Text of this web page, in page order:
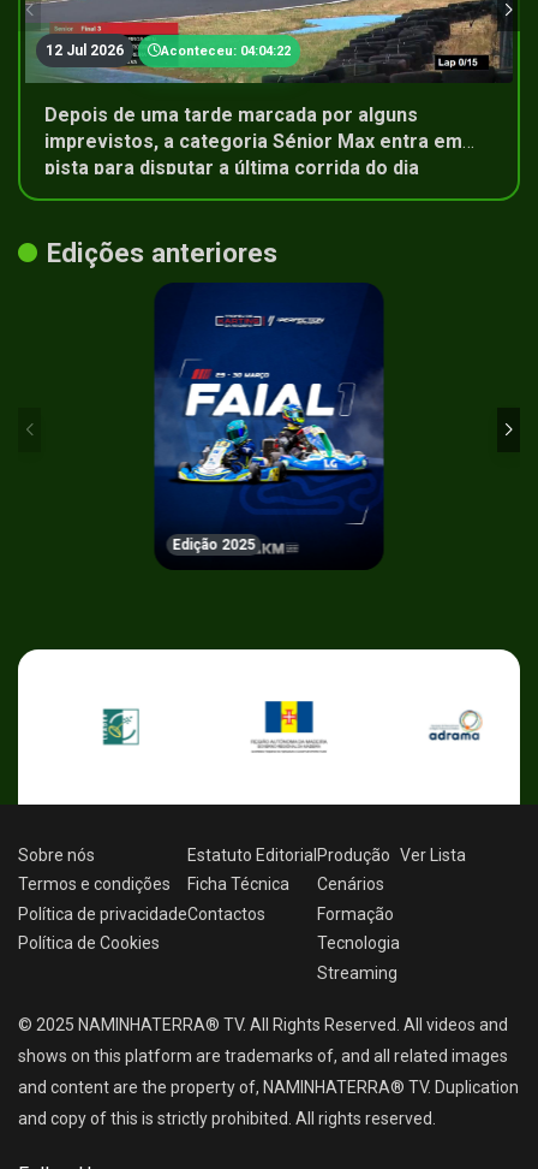
12 Jul 2026 Aconteceu: 04:04:22
Depois de uma tarde marcada por alguns
imprevistos, a categoria Sénior Max entra em
pista para disputar a última corrida do dia
Edições anteriores
Edição 2025
Sobre nós
Termos e condições
Política de privacidade
Política de Cookies
Estatuto Editorial
Ficha Técnica
Contactos
Produção
Cenários
Formação
Tecnologia
Streaming
Ver Lista
© 2025 NAMINHATERRA® TV. All Rights Reserved. All videos and
shows on this platform are trademarks of, and all related images
and content are the property of, NAMINHATERRA® TV. Duplication
and copy of this is strictly prohibited. All rights reserved.